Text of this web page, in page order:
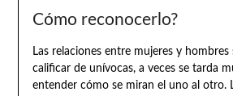
Cómo reconocerlo?
Las relaciones entre mujeres y
calificar de unívocas, a veces se tarda
entender cómo se miran el uno al otro.